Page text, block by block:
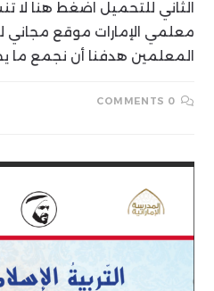
الثاني للتحميل اضغط هنا لا
معلمي الإمارات موقع
المعلمين هدفنا أن نجمع ما
0 COMMENTS